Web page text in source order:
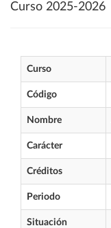
Curso 2025-2026
Curso
Código
Nombre
Carácter
Créditos
Periodo
Situación